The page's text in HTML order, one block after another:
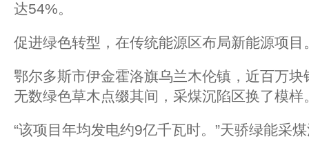
达54%。
促进绿色转型，在传统能源区布局新能源项目
鄂尔多斯市伊金霍洛旗乌兰木伦镇，近百万
无数绿色草木点缀其间，采煤沉陷区换了模样
“该项目年均发电约9亿千瓦时。”天骄绿能采